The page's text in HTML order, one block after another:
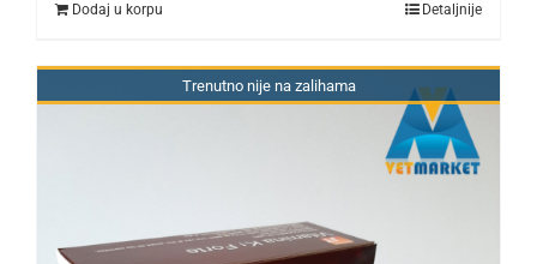
Dodaj u korpu Detaljnije
Trenutno nije na zalihama